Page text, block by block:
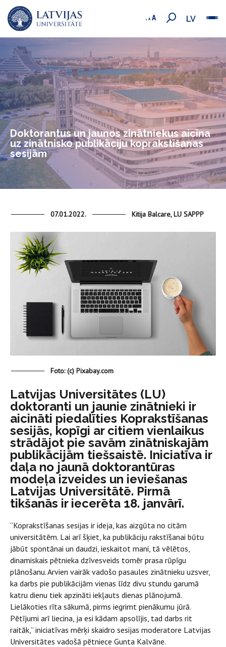
LV
Doktorantus un jaunos zinātniekus aicina
uz zinātnisko publikāciju koprakstīšanas
sesijām
07.01.2022. Kitija Balcare, LU SAPPP
Foto: (c) Pixabay.com
Latvijas Universitātes (LU)
doktoranti un jaunie zinātnieki ir
aicināti piedalīties Koprakstīšanas
sesijās, kopīgi ar citiem vienlaikus
strādājot pie savām zinātniskajām
publikācijām tiešsaistē. Iniciatīva ir
daļa no jaunā doktorantūras
modeļa izveides un ieviešanas
Latvijas Universitātē. Pirmā
tikšanās ir iecerēta 18. janvārī.
“Koprakstīšanas sesijas ir ideja, kas aizgūta no citām
universitātēm. Lai arī šķiet, ka publikāciju rakstīšanai būtu
jābūt spontānai un daudzi, ieskaitot mani, tā vēlētos,
dinamiskais pētnieka dzīvesveids tomēr prasa rūpīgu
plānošanu. Arvien vairāk vadošo pasaules zinātnieku uzsver,
ka darbs pie publikācijām vienas līdz divu stundu garumā
katru dienu tiek apzināti iekļauts dienas plānojumā.
Lielākoties rīta sākumā, pirms iegrimt pienākumu jūrā.
Pētījumi arī liecina, ja esi kādam apsolījis, tad darbs rit
raitāk,” iniciatīvas mērķi skaidro sesijas moderatore Latvijas
Universitātes vadošā pētniece Gunta Kalvāne.